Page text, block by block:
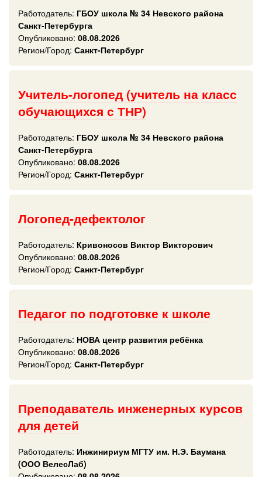
Работодатель: ГБОУ школа № 34 Невского района
Санкт-Петербурга
Опубликовано: 08.08.2026
Регион/Город: Санкт-Петербург
Учитель-логопед (учитель на класс
обучающихся с ТНР)
Работодатель: ГБОУ школа № 34 Невского района
Санкт-Петербурга
Опубликовано: 08.08.2026
Регион/Город: Санкт-Петербург
Логопед-дефектолог
Работодатель: Кривоносов Виктор Викторович
Опубликовано: 08.08.2026
Регион/Город: Санкт-Петербург
Педагог по подготовке к школе
Работодатель: НОВА центр развития ребёнка
Опубликовано: 08.08.2026
Регион/Город: Санкт-Петербург
Преподаватель инженерных курсов
для детей
Работодатель: Инжинириум МГТУ им. Н.Э. Баумана
(ООО ВелесЛаб)